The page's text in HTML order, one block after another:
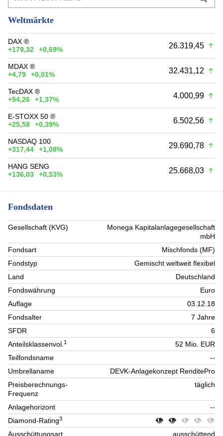
Weltmärkte
DAX ®
+179,32
+0,69% 26.319,45
MDAX ®
+4,79
+0,01% 32.431,12
TecDAX ®
+54,26
+1,37% 4.000,99
E-STOXX 50 ®
+25,58
+0,39% 6.502,56
NASDAQ 100
+317,44
+1,08% 29.690,78
HANG SENG
+136,03
+0,53% 25.668,03
Fondsdaten
Gesellschaft (KVG)
Monega Kapitalanlagegesellschaft
mbH
Fondsart
Mischfonds (MF)
Fondstyp
Gemischt weltweit flexibel
Land
Deutschland
Fondswährung
Euro
Auflage
03.12.18
Fondsalter
7 Jahre
SFDR
6
Anteilsklassenvol.1
52 Mio. EUR
Teilfondsname
--
Umbrellaname
DEVK-Anlagekonzept RenditePro
Preisberechnungs-
Frequenz
täglich
Anlagehorizont
--
Diamond-Rating3
Ausschüttungsart ausschüttend